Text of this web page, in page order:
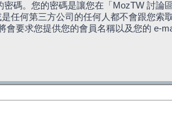
碼。您的密碼是讓您在「MozTW 討論
任何第三方公司的任何人都不會跟您索
要求您提供您的會員名稱以及您的 e-